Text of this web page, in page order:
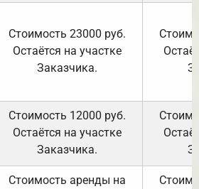
Стоимость 23000 руб.
Остаётся на участке
Заказчика.
Стоимость 12000 руб.
Остаётся на участке
Заказчика.
Стоимость аренды на